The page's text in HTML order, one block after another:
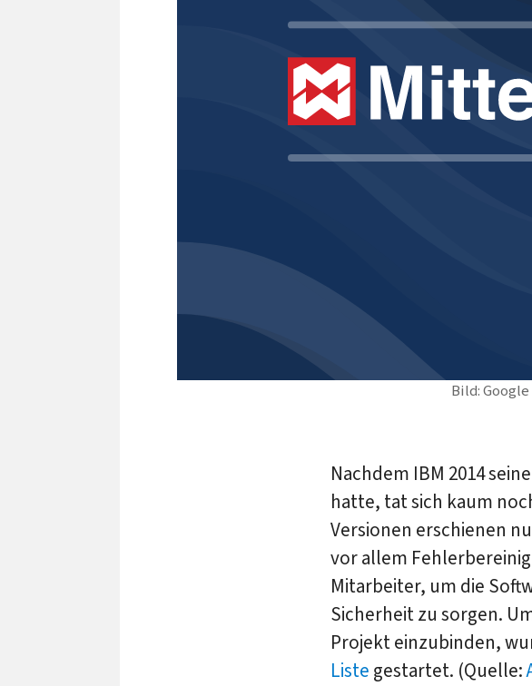
Bild:
Nachdem IBM 2014
hatte, tat sich kaum
Versionen erschienen
vor allem
Mitarbeiter, um die
Sicherheit zu sorgen.
Projekt einzubinden,
Liste gestartet. (Quelle: